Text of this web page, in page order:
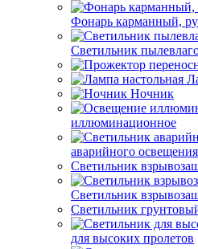
Фонарь карманный,
Светильник
Ночник
иллюминационное
аварийного освещения
Светильник
Светильник
Светильник
для высоких пролетов